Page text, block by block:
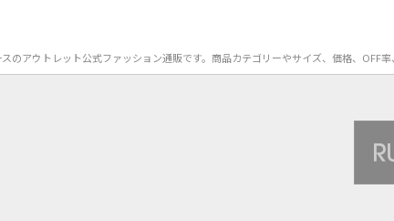
アウトレット公式ファッション通販です。商品カテゴリーやサイズ、価格、OFF